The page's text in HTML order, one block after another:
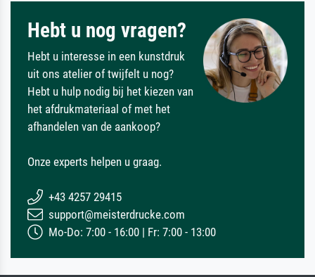
Hebt u nog vragen?
Hebt u interesse in een kunstdruk
uit ons atelier of twijfelt u nog?
Hebt u hulp nodig bij het kiezen van
het afdrukmateriaal of met het
afhandelen van de aankoop?
Onze experts helpen u graag.
+43 4257 29415
support@meisterdrucke.com
Mo-Do: 7:00 - 16:00 | Fr: 7:00 - 13:00